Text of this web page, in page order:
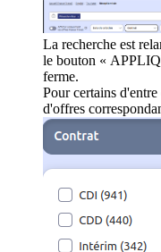
La recherche est
le bouton «
ferme.
Pour certains
d'offres